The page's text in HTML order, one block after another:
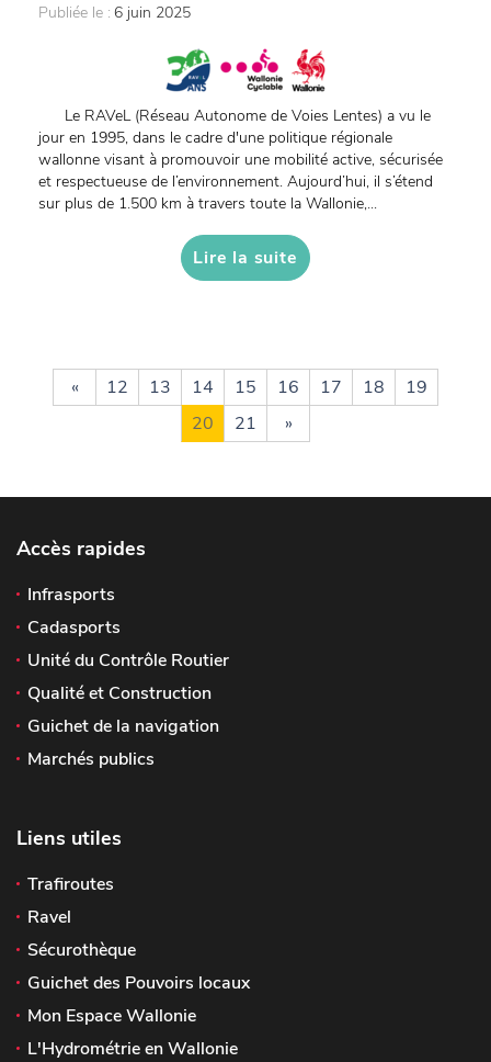
Publiée le : 6 juin 2025
Le RAVeL (Réseau Autonome de Voies Lentes) a vu le
jour en 1995, dans le cadre d'une politique régionale
wallonne visant à promouvoir une mobilité active, sécurisée
et respectueuse de l’environnement. Aujourd’hui, il s’étend
sur plus de 1.500 km à travers toute la Wallonie,...
Lire la suite
« 12 13 14 15 16 17 18
19
20
21 »
Accès rapides
Infrasports
Cadasports
Unité du Contrôle Routier
Qualité et Construction
Guichet de la navigation
Marchés publics
Liens utiles
Trafiroutes
Ravel
Sécurothèque
Guichet des Pouvoirs locaux
Mon Espace Wallonie
L'Hydrométrie en Wallonie